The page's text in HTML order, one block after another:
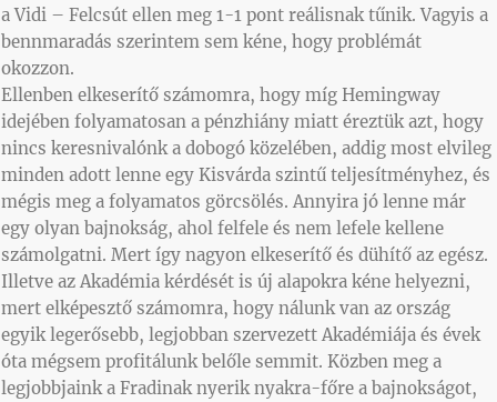
a Vidi – Felcsút ellen meg 1-1 pont reálisnak tűnik. Vagyis a
bennmaradás szerintem sem kéne, hogy problémát
okozzon.
Ellenben elkeserítő számomra, hogy míg Hemingway
idejében folyamatosan a pénzhiány miatt éreztük azt, hogy
nincs keresnivalónk a dobogó közelében, addig most elvileg
minden adott lenne egy Kisvárda szintű teljesítményhez, és
mégis meg a folyamatos görcsölés. Annyira jó lenne már
egy olyan bajnokság, ahol felfele és nem lefele kellene
számolgatni. Mert így nagyon elkeserítő és dühítő az egész.
Illetve az Akadémia kérdését is új alapokra kéne helyezni,
mert elképesztő számomra, hogy nálunk van az ország
egyik legerősebb, legjobban szervezett Akadémiája és évek
óta mégsem profitálunk belőle semmit. Közben meg a
legjobbjaink a Fradinak nyerik nyakra-főre a bajnokságot,